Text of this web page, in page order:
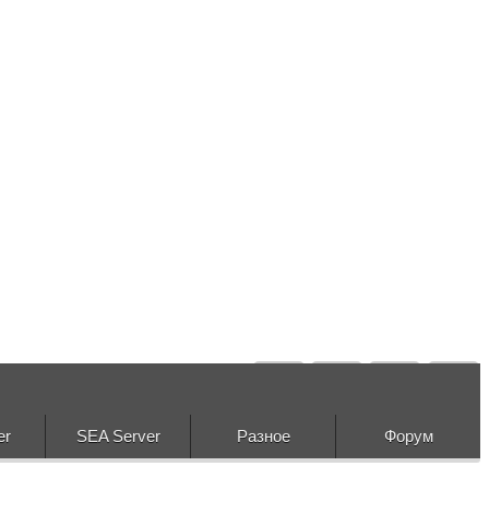
SEA Server Разное Форум